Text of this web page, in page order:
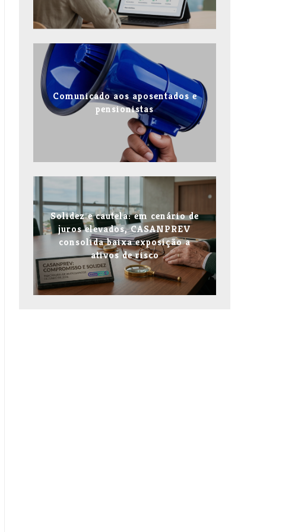
Comunicado aos aposentados e
pensionistas
Solidez e cautela: em cenário de
juros elevados, CASANPREV
consolida baixa exposição a
ativos de risco